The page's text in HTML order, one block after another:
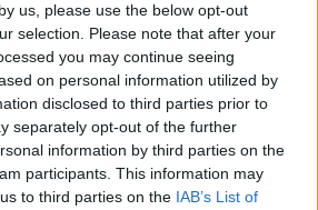
us, please use the below opt-out
selection. Please note that after your
you may continue seeing
on personal information utilized by
disclosed to third parties prior to
separately opt-out of the further
information by third parties on the
participants. This information may
to third parties on the IAB’s List of
w środku nocy. Szlachcic
postawę i pokazuje, że
niego jest własna wygoda.
„złotą wolność szlachecką”,
została naruszona.
szlachta była w